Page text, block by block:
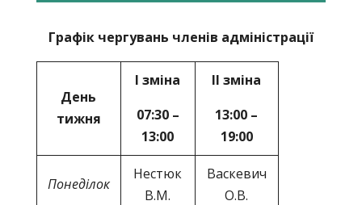
Графік чергувань членів адміністрації
День
тижня
І зміна
07:30 –
13:00
ІІ зміна
13:00 –
19:00
Понеділок
Нестюк
В.М.
Васкевич
О.В.